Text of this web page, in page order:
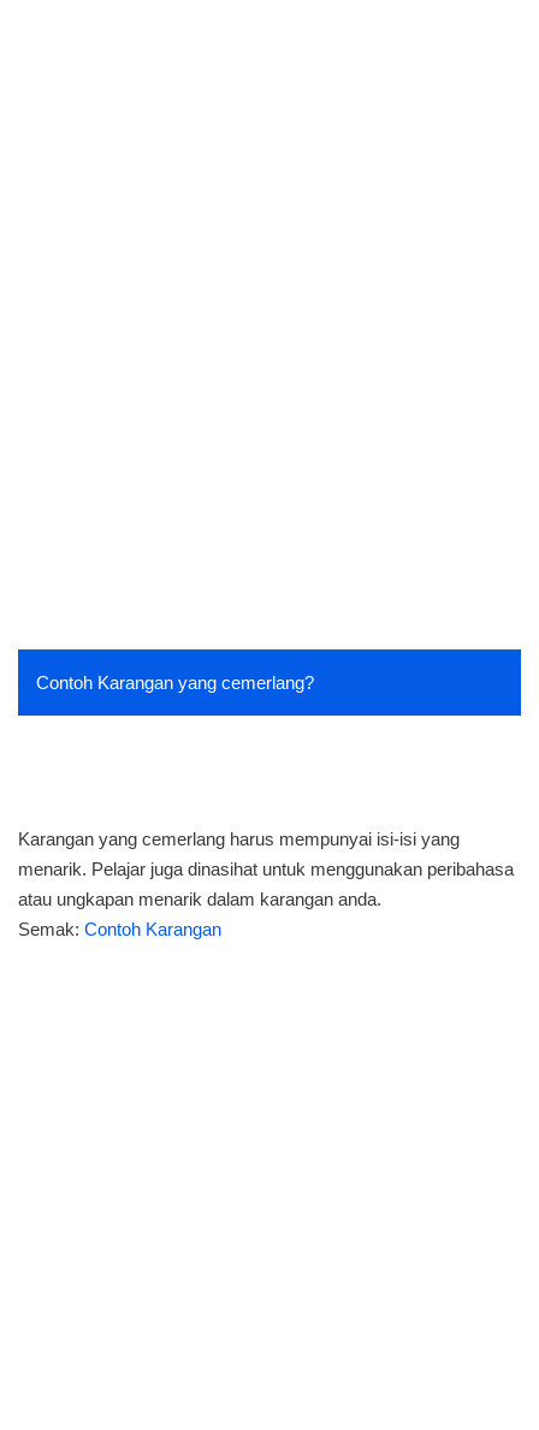
Contoh Karangan yang cemerlang?
Karangan yang cemerlang harus mempunyai isi-isi yang
menarik. Pelajar juga dinasihat untuk menggunakan peribahasa
atau ungkapan menarik dalam karangan anda.
Semak: Contoh Karangan